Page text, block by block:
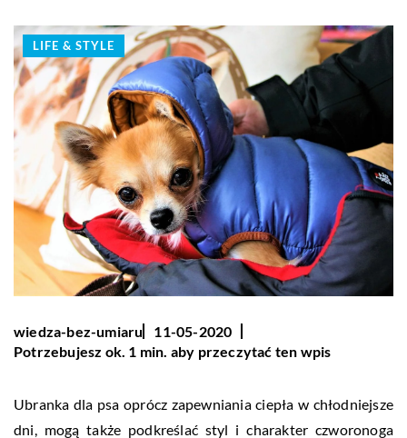
LIFE & STYLE
wiedza-bez-umiaru
11-05-2020
Potrzebujesz ok. 1 min. aby przeczytać ten wpis
Ubranka dla psa oprócz zapewniania ciepła w chłodniejsze
dni, mogą także podkreślać styl i charakter czworonoga